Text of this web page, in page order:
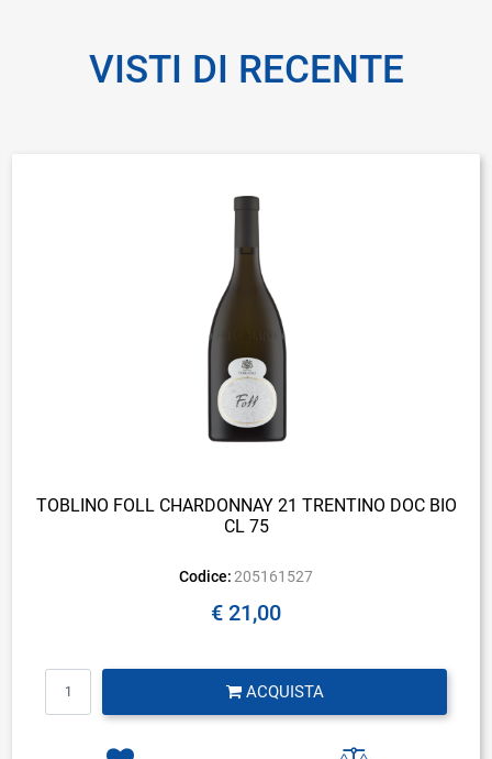
VISTI DI RECENTE
TOBLINO FOLL CHARDONNAY 21 TRENTINO DOC BIO
CL 75
Codice: 205161527
€ 21,00
ACQUISTA